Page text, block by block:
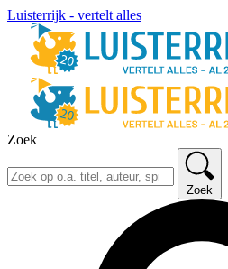
Luisterrijk - vertelt alles
Zoek
Zoek